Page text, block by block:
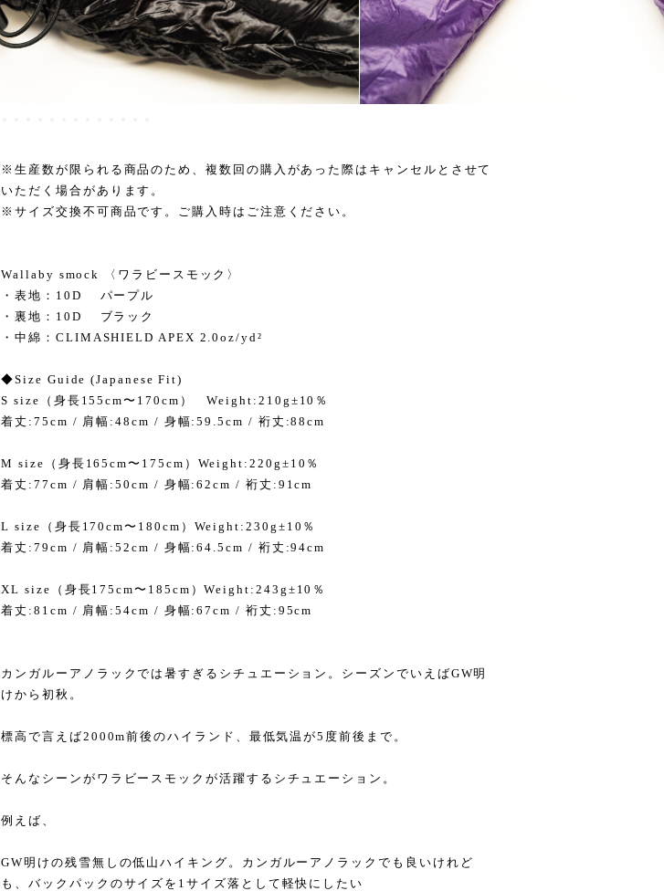
※生産数が限られる商品のため、複数回の購入があった際はキャンセルとさせて
いただく場合があります。
※サイズ交換不可商品です。ご購入時はご注意ください。
Wallaby smock 〈ワラビースモック〉
・表地：10D パープル
・裏地：10D ブラック
・中綿：CLIMASHIELD APEX 2.0oz/yd²
◆Size Guide (Japanese Fit)
S size（身長155cm〜170cm） Weight:210g±10％
着丈:75cm / 肩幅:48cm / 身幅:59.5cm / 裄丈:88cm
M size（身長165cm〜175cm）Weight:220g±10％
着丈:77cm / 肩幅:50cm / 身幅:62cm / 裄丈:91cm
L size（身長170cm〜180cm）Weight:230g±10％
着丈:79cm / 肩幅:52cm / 身幅:64.5cm / 裄丈:94cm
XL size（身長175cm〜185cm）Weight:243g±10％
着丈:81cm / 肩幅:54cm / 身幅:67cm / 裄丈:95cm
カンガルーアノラックでは暑すぎるシチュエーション。シーズンでいえばGW明
けから初秋。
標高で言えば2000m前後のハイランド、最低気温が5度前後まで。
そんなシーンがワラビースモックが活躍するシチュエーション。
例えば、
GW明けの残雪無しの低山ハイキング。カンガルーアノラックでも良いけれど
も、バックパックのサイズを1サイズ落として軽快にしたい